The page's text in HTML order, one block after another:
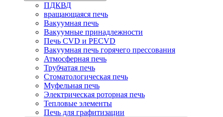
ПДКВД
вращающаяся печь
Вакуумная печь
Вакуумные принадлежности
Печь CVD и PECVD
Вакуумная печь горячего прессования
Атмосферная печь
Трубчатая печь
Стоматологическая печь
Муфельная печь
Электрическая роторная печь
Тепловые элементы
Печь для графитизации